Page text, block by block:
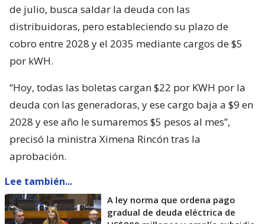
de julio, busca saldar la deuda con las
distribuidoras, pero estableciendo su plazo de
cobro entre 2028 y el 2035 mediante cargos de $5
por kWH.
“Hoy, todas las boletas cargan $22 por KWH por la
deuda con las generadoras, y ese cargo baja a $9 en
2028 y ese año le sumaremos $5 pesos al mes”,
precisó la ministra Ximena Rincón tras la
aprobación.
Lee también...
A ley norma que ordena pago
gradual de deuda eléctrica de